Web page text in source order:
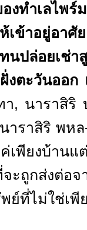
งทำเลไพ
เข้าอยู่อา
นปล่อยเช่า
งตะวันออ
า, นาราสิริ
าราสิริ พหล
เพียงบ้าน
ะถูกส่งต่อจ
พย์ที่ไม่ใช่